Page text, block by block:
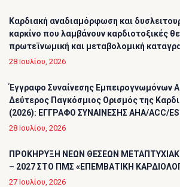
Καρδιακή αναδιαμόρφωση και
καρκίνο που λαμβάνουν καρδιοτοξικές
πρωτεϊνωμική και μεταβολομική
28 Ιουλίου, 2026
Έγγραφο Συναίνεσης Εμπειρογνωμόνων
Δεύτερος Παγκόσμιος Ορισμός της
(2026): ΕΓΓΡΑΦΟ ΣΥΝΑΙΝΕΣΗΣ AHA/ACC/
28 Ιουλίου, 2026
ΠΡΟΚΗΡΥΞΗ ΝΕΩΝ ΘΕΣΕΩΝ
– 2027 ΣΤΟ ΠΜΣ «ΕΠΕΜΒΑΤΙΚΗ
27 Ιουλίου, 2026